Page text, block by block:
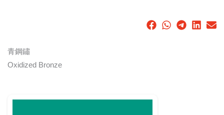
青鋼鏽
Oxidized Bronze